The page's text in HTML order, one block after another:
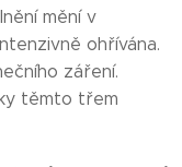
mění v
ohřívána.
záření.
těmto třem